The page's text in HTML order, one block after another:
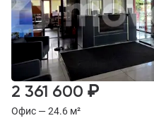
Офис — 24.6 м²
2 361 600 ₽